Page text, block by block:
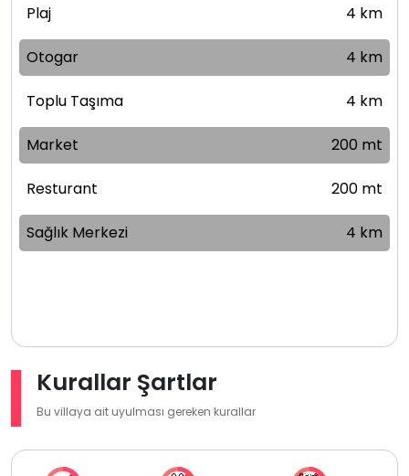
Plaj 4 km
Otogar 4 km
Toplu Taşıma 4 km
Market 200 mt
Resturant 200 mt
Sağlık Merkezi 4 km
Kurallar Şartlar
Bu villaya ait uyulması gereken kurallar